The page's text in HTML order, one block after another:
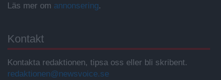
Läs mer om annonsering.
Kontakt
Kontakta redaktionen, tipsa oss eller bli skribent.
redaktionen@newsvoice.se